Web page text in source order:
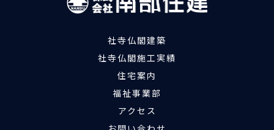
社寺仏閣建築
社寺仏閣施工実績
住宅案内
福祉事業部
アクセス